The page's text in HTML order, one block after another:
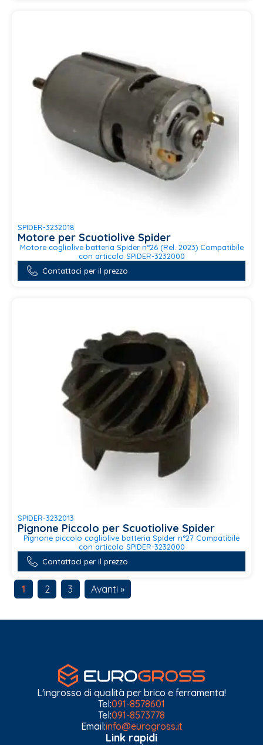
SPIDER-3232018
Motore per Scuotiolive Spider
Motore cogliolive batteria Spider n°26 (Rel. 2023) Compatibile
con articolo SPIDER-3232000
Contattaci per il prezzo
SPIDER-3232013
Pignone Piccolo per Scuotiolive Spider
Pignone piccolo cogliolive batteria Spider n°27 Compatibile
con articolo SPIDER-3232000
Contattaci per il prezzo
1 2 3 Avanti »
L'ingrosso di qualità per brico e ferramenta!
Tel:091-8578601
Tel:091-8573778
Email:info@eurogross.it
Link rapidi